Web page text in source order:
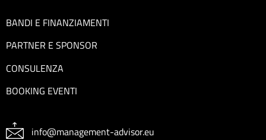
BANDI E FINANZIAMENTI
PARTNER E SPONSOR
CONSULENZA
BOOKING EVENTI
info@management-advisor.eu